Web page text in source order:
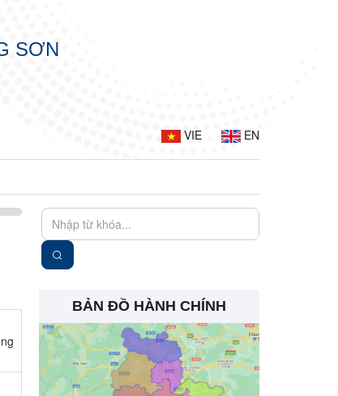
SƠN
VIE EN
BẢN ĐỒ HÀNH CHÍNH